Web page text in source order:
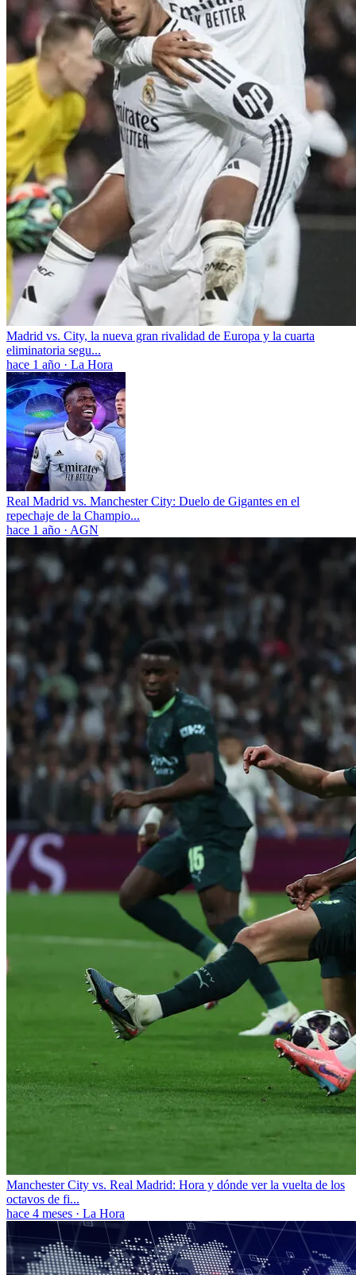
Madrid vs. City, la nueva gran rivalidad de Europa y la cuarta
eliminatoria segu...
hace 1 año · La Hora
Real Madrid vs. Manchester City: Duelo de Gigantes en el
repechaje de la Champio...
hace 1 año · AGN
Manchester City vs. Real Madrid: Hora y dónde ver la vuelta de los
octavos de fi...
hace 4 meses · La Hora